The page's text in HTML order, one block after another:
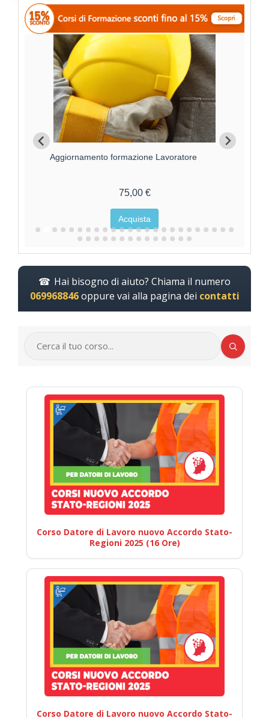
Aggiornamento formazione Lavoratore
75,00 €
Acquista
Hai bisogno di aiuto? Chiama il numero
069968846oppure vai alla pagina dei contatti
Corso Datore di Lavoro nuovo Accordo Stato-
Regioni 2025 (16 Ore)
Corso Datore di Lavoro nuovo Accordo Stato-